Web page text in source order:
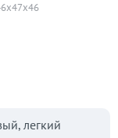
легкий